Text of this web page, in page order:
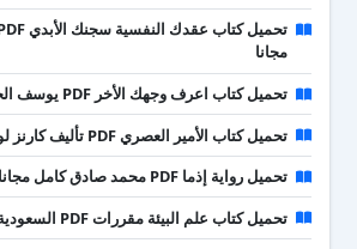
مجانا
تحميل كتاب اعرف وجهك الأخر PDF يوسف الحسني
تحميل كتاب الأمير العصري PDF تأليف كارنز لورد كامل مجانا
تحميل رواية إذما PDF محمد صادق كامل مجانا
تحميل كتاب علم البيئة مقررات PDF السعودية 1443